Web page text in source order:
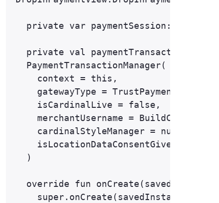
private var paymentSession:
private val
  PaymentTransactionManager(
    context = this,
gatewayType =
    isCardinalLive = false,
merchantUsername =
    cardinalStyleManager = null,
isLocationDataConsentGiven =
  )
override fun